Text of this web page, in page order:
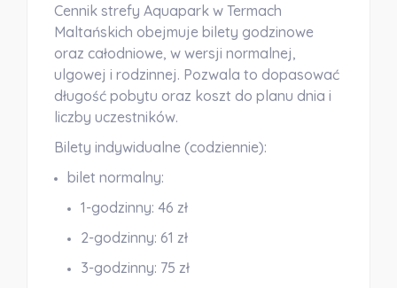
Cennik strefy Aquapark w Termach
Maltańskich obejmuje bilety godzinowe
oraz całodniowe, w wersji normalnej,
ulgowej i rodzinnej. Pozwala to dopasować
długość pobytu oraz koszt do planu dnia i
liczby uczestników.
Bilety indywidualne (codziennie):
bilet normalny:
1-godzinny: 46 zł
2-godzinny: 61 zł
3-godzinny: 75 zł